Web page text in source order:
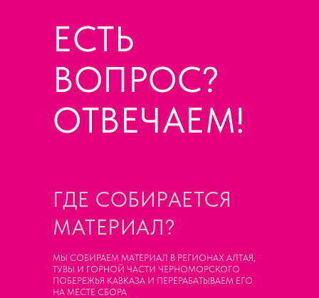
МЫ СОБИРАЕМ МАТЕРИАЛ В РЕГИОНАХ АЛТАЯ,
ТУВЫ И ГОРНОЙ ЧАСТИ ЧЕРНОМОРСКОГО
ПОБЕРЕЖЬЯ КАВКАЗА И ПЕРЕРАБАТЫВАЕМ ЕГО
НА МЕСТЕ СБОРА
ГДЕ СОБИРАЕТСЯ
МАТЕРИАЛ?
ЕСТЬ
ВОПРОС?
ОТВЕЧАЕМ!